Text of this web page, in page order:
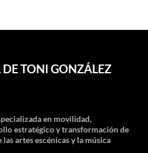
TONI GONZÁLEZ
en movilidad,
estratégico y transformación de
artes escénicas y la música